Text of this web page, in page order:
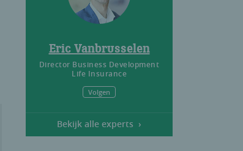
Eric Vanbrusselen
Director Business Development
Life Insurance
Volgen
Bekijk alle experts